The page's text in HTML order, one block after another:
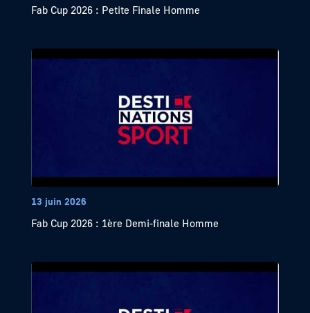
Fab Cup 2026 : Petite Finale Homme
13 juin 2026
Fab Cup 2026 : 1ère Demi-finale Homme